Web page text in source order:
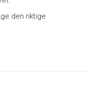
den riktige